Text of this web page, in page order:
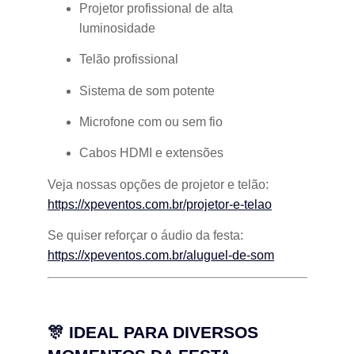
Projetor profissional de alta
luminosidade
Telão profissional
Sistema de som potente
Microfone com ou sem fio
Cabos HDMI e extensões
Veja nossas opções de projetor e telão:
https://xpeventos.com.br/projetor-e-telao
Se quiser reforçar o áudio da festa:
https://xpeventos.com.br/aluguel-de-som
🎊 IDEAL PARA DIVERSOS